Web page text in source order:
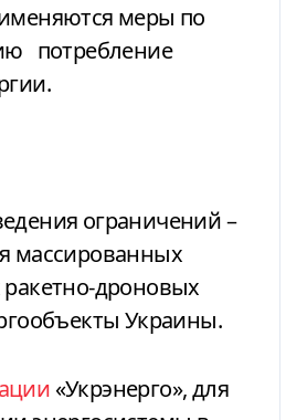
меры по
потребление
ограничений –
массированных
ракетно-дроновых
Украины.
«Укрэнерго», для